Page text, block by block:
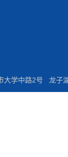
大学中路2号 龙